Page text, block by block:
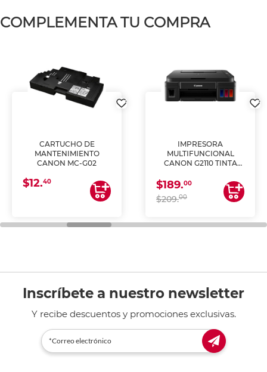
COMPLEMENTA TU COMPRA
CARTUCHO DE
MANTENIMIENTO
CANON MC-G02
$12.40
IMPRESORA
MULTIFUNCIONAL
CANON G2110 TINTA
$189.00
$209.00
Inscríbete a nuestro newsletter
Y recibe descuentos y promociones exclusivas.